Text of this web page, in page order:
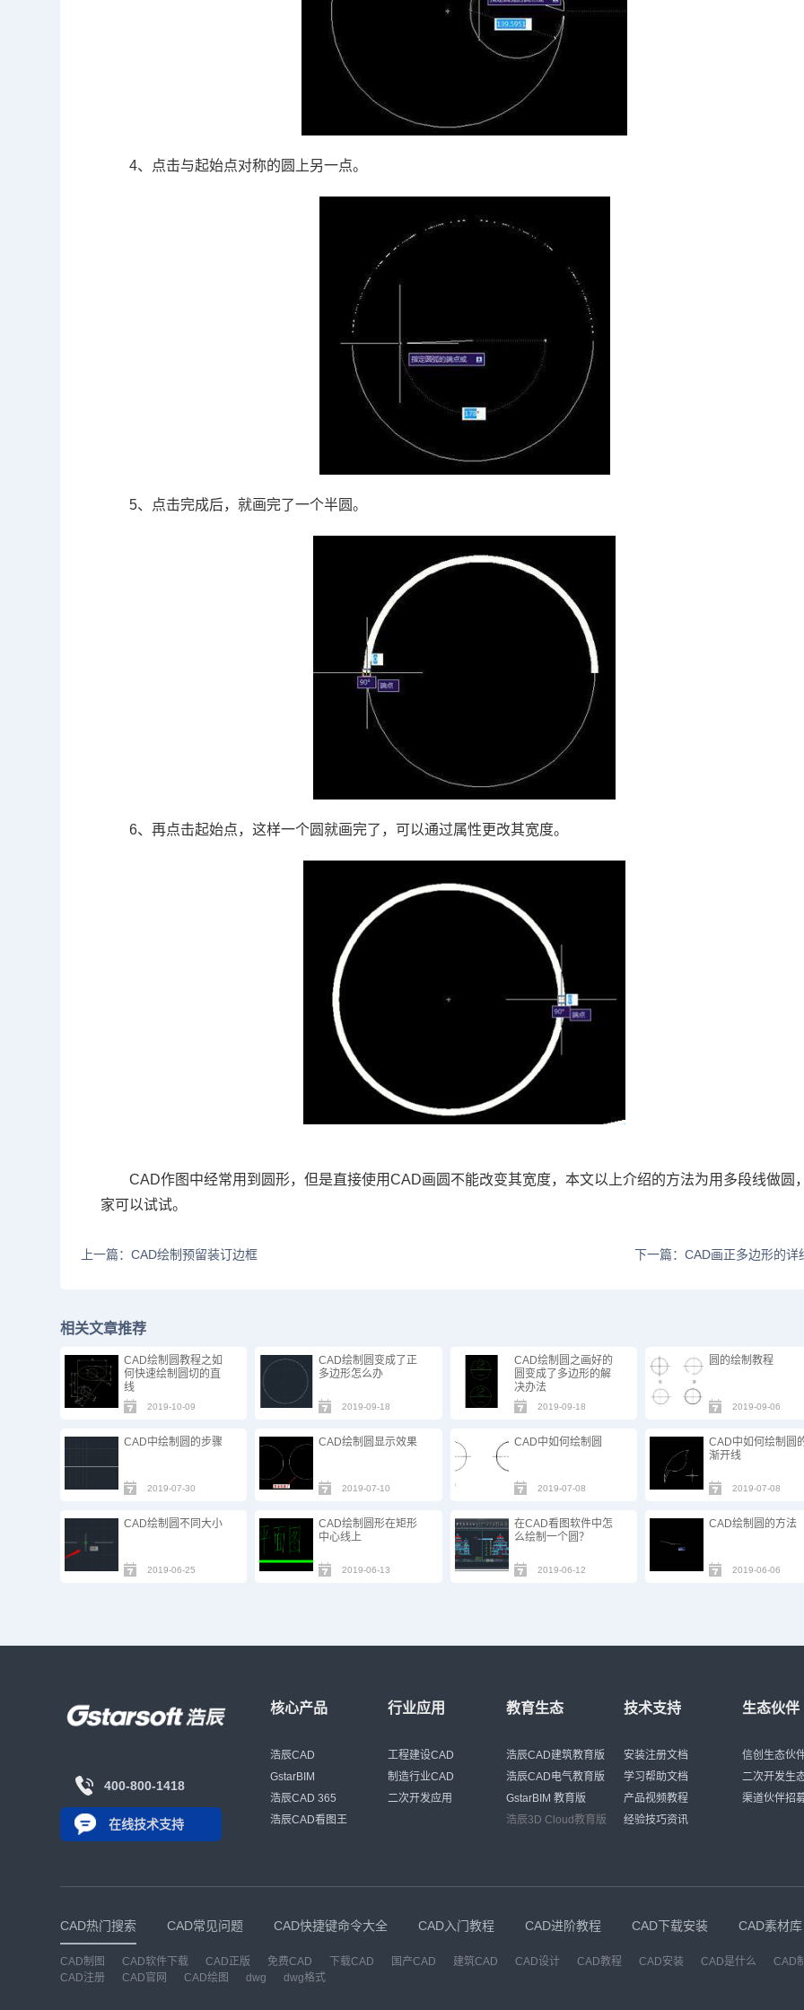
4、点击与起始点对称的圆上另一点。
5、点击完成后，就画完了一个半圆。
6、再点击起始点，这样一个圆就画完了，可以通过属性更改其宽度。
CAD作图中经常用到圆形，但是直接使用CAD画圆不能改变其宽度，本文以上介绍的方法为用多段线做圆
家可以试试。
上一篇：CAD绘制预留装订边框 下一篇：CAD画正多边形的详
相关文章推荐
CAD绘制圆教程之如
何快速绘制圆切的直
线
2019-10-09
CAD绘制圆变成了正
多边形怎么办
2019-09-18
CAD绘制圆之画好的
圆变成了多边形的解
决办法
2019-09-18
圆的绘制教程
2019-09-06
CAD中绘制圆的步骤
2019-07-30
CAD绘制圆显示效果
2019-07-10
CAD中如何绘制圆
2019-07-08
CAD中如何绘制圆
渐开线
2019-07-08
CAD绘制圆不同大小
2019-06-25
CAD绘制圆形在矩形
中心线上
2019-06-13
在CAD看图软件中怎
么绘制一个圆？
2019-06-12
CAD绘制圆的方法
2019-06-06
400-800-1418
在线技术支持
核心产品
浩辰CAD
GstarBIM
浩辰CAD 365
浩辰CAD看图王
行业应用
工程建设CAD
制造行业CAD
二次开发应用
教育生态
浩辰CAD建筑教育版
浩辰CAD电气教育版
GstarBIM 教育版
浩辰3D Cloud教育版
技术支持
安装注册文档
学习帮助文档
产品视频教程
经验技巧资讯
生态伙伴
信创生态伙
二次开发生
渠道伙伴招
CAD热门搜索 CAD常见问题 CAD快捷键命令大全 CAD入门教程 CAD进阶教程 CAD下载安装 CAD素材库
CAD制图 CAD软件下载 CAD正版 免费CAD 下载CAD 国产CAD 建筑CAD CAD设计 CAD教程 CAD安装 CAD是什么
CAD
CAD注册
CAD官网 CAD绘图 dwg dwg格式